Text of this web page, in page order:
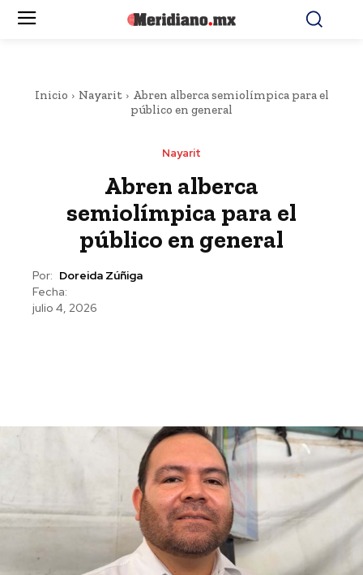
Inicio Nayarit
Abren alberca semiolímpica para el
público en general
Nayarit
Abren alberca
semiolímpica para el
público en general
Por: Doreida Zúñiga
Fecha:
julio 4, 2026